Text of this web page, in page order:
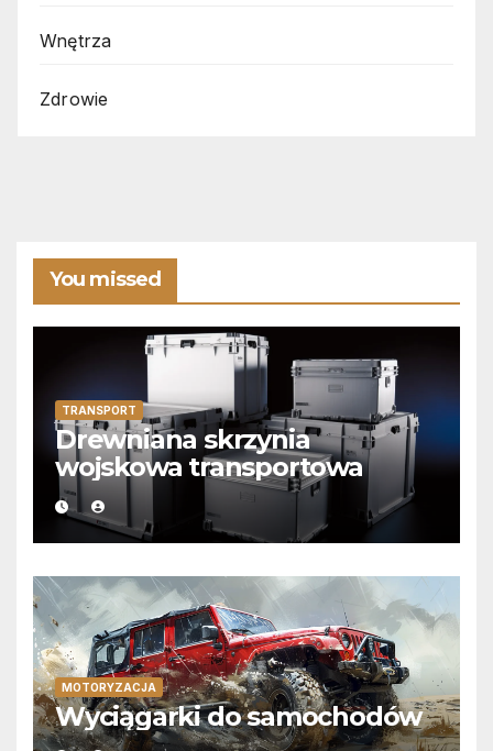
Wnętrza
Zdrowie
You missed
TRANSPORT
Drewniana skrzynia
wojskowa transportowa
MOTORYZACJA
Wyciągarki do samochodów